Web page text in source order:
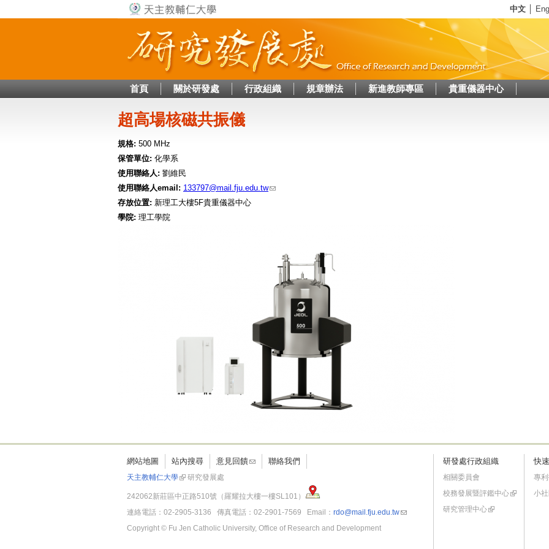
中文
首頁 關於研發處 行政組織 規章辦法 新進教師專區 貴重儀器中心
超高場核磁共振儀
規格: 500 MHz
保管單位: 化學系
使用聯絡人: 劉維民
使用聯絡人email: 133797@mail.fju.edu.tw
存放位置: 新理工大樓5F貴重儀器中心
學院: 理工學院
網站地圖 站內搜尋 意見回饋 聯絡我們
天主教輔仁大學 研究發展處
242062新莊區中正路510號（羅耀拉大樓一樓SL101）
連絡電話：02-2905-3136 傳真電話：02-2901-7569 Email： rdo@mail.fju.edu.tw
Copyright © Fu Jen Catholic University, Office of Research and Development
研發處行政組織
相關委員會
校務發展暨評鑑中心
研究管理中心
快
專
小